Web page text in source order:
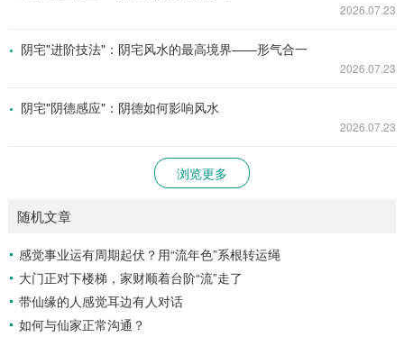
2026.07.23
阴宅"进阶技法"：阴宅风水的最高境界——形气合一
2026.07.23
阴宅"阴德感应"：阴德如何影响风水
2026.07.23
浏览更多
随机文章
感觉事业运有周期起伏？用“流年色”系根转运绳
大门正对下楼梯，家财顺着台阶“流”走了
带仙缘的人感觉耳边有人对话
如何与仙家正常沟通？